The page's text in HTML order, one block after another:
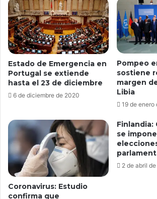
Estado de Emergencia en
Portugal se extiende
hasta el 23 de diciembre
6 de diciembre de 2020
Pompeo
sostiene
margen
Libia
19 de enero
Coronavirus: Estudio
confirma que
Finlandia:
se
2 de abril